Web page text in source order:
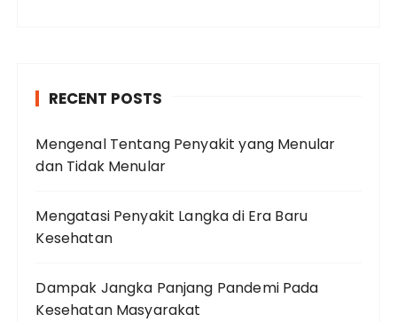
RECENT POSTS
Mengenal Tentang Penyakit yang Menular
dan Tidak Menular
Mengatasi Penyakit Langka di Era Baru
Kesehatan
Dampak Jangka Panjang Pandemi Pada
Kesehatan Masyarakat